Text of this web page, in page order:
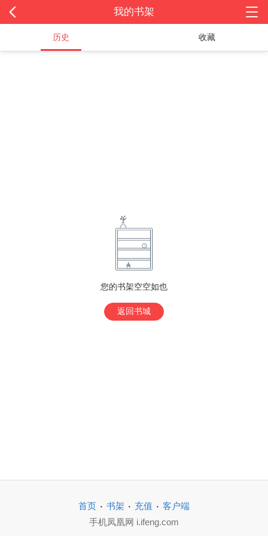
我的书架
历史 收藏
您的书架空空如也
返回书城
首页 · 书架 · 充值 · 客户端
手机凤凰网 i.ifeng.com